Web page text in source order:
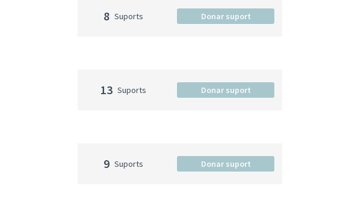
8 Suports Donar suport
13 Suports Donar suport
9 Suports Donar suport